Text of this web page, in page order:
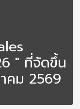
" ที่จัดขึ้น
คม 2569